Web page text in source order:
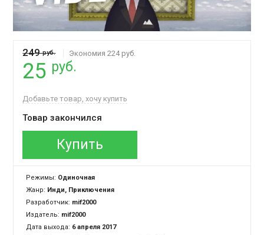
249руб. Экономия 224 руб.
25 руб.
Добавьте товар, хочу купить
Товар закончился
Купить
Режимы: Одиночная
Жанр: Инди, Приключения
Разработчик: mif2000
Издатель: mif2000
Дата выхода: 6 апреля 2017